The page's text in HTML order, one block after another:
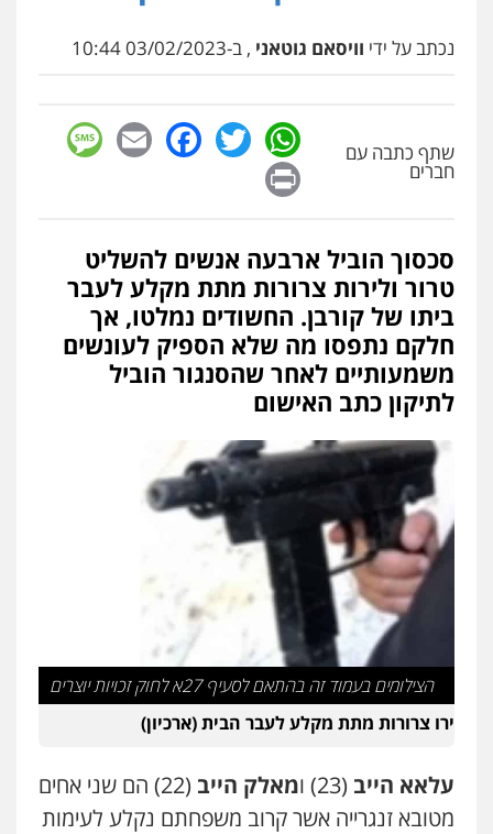
נכתב על ידי וויסאם גוטאני , ב-03/02/2023 10:44
שתף כתבה עם
חברים
WhatsApp
Twitter
Facebook
Email
סכסוך הוביל ארבעה אנשים להשליט
טרור ולירות צרורות מתת מקלע לעבר
ביתו של קורבן. החשודים נמלטו, אך
חלקם נתפסו מה שלא הספיק לעונשים
משמעותיים לאחר שהסנגור הוביל
לתיקון כתב האישום
הצילומים בעמוד זה בהתאם לסעיף 27א לחוק זכויות יוצרים
ירו צרורות מתת מקלע לעבר הבית (ארכיון)
עלאא הייב (23) ו מאלק הייב
(22) הם שני אחים
מטובא זנגרייה אשר קרוב משפחתם נקלע לעימות